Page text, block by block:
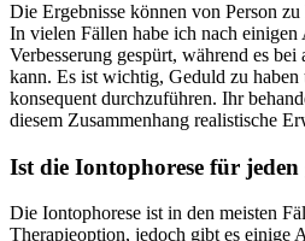
Die Ergebnisse können von Person
In​ vielen Fällen⁣ habe ich nach
Verbesserung gespürt, während es bei
kann. Es ist wichtig, Geduld zu haben
konsequent durchzuführen. Ihr
diesem Zusammenhang realistische
Ist die Iontophorese für jeden
Die ⁣Iontophorese ist in den meisten⁤
Therapieoption,‍ jedoch gibt es einige